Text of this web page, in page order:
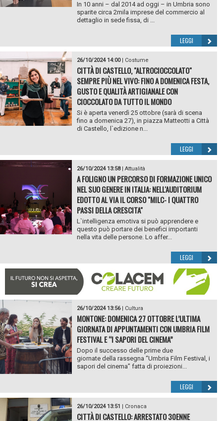
In 10 anni – dal 2014 ad oggi – in Umbria sono
sparite circa 2mila imprese del commercio al
dettaglio in sede fissa, di ...
LEGGI
26/10/2024 14:00| Costume
CITTÀ DI CASTELLO, "ALTROCIOCCOLATO"
SEMPRE PIÙ NEL VIVO: FINO A DOMENICA FESTA,
GUSTO E QUALITÀ ARTIGIANALE CON
CIOCCOLATO DA TUTTO IL MONDO
Si è aperta venerdì 25 ottobre (sarà di scena
fino a domenica 27), in piazza Matteotti a Città
di Castello, l`edizione n...
LEGGI
26/10/2024 13:58| Attualità
A FOLIGNO UN PERCORSO DI FORMAZIONE UNICO
NEL SUO GENERE IN ITALIA: NELL'AUDITORIUM
EDOTTO AL VIA IL CORSO "MILC- I QUATTRO
PASSI DELLA CRESCITA"
L`intelligenza emotiva si può apprendere e
questo può portare dei benefici importanti
nella vita delle persone. Lo affer...
LEGGI
26/10/2024 13:56| Cultura
MONTONE: DOMENICA 27 OTTOBRE L’ULTIMA
GIORNATA DI APPUNTAMENTI CON UMBRIA FILM
FESTIVAL E “I SAPORI DEL CINEMA”
Dopo il successo delle prime due
giornate della rassegna “Umbria Film Festival, i
sapori del cinema” fatta di proiezioni...
LEGGI
26/10/2024 13:51 | Cronaca
CITTÀ DI CASTELLO: ARRESTATO 30ENNE